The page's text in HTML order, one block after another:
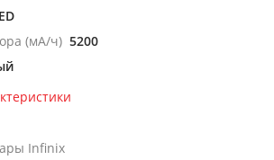
(мА/ч) 5200
Infinix